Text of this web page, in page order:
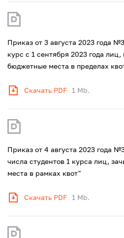
Приказ от 3 августа 2023 года
курс с 1 сентября 2023 года
бюджетные места в пределах
Скачать PDF 1 Mb.
Приказ от 4 августа 2023 года
числа студентов 1 курса лиц,
места в рамках квот"
Скачать PDF 1 Mb.